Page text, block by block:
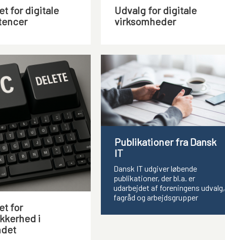
for digitale
for
i
Udvalg for digitale
virksomheder
Publikationer fra Dansk
IT
Dansk IT udgiver løbende
publikationer, der bl.a. er
udarbejdet af foreningens udvalg,
fagråd og arbejdsgrupper